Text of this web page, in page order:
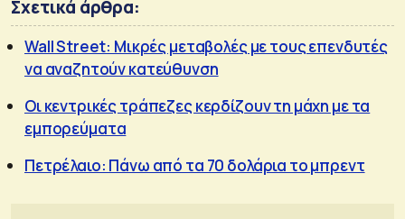
Σχετικά άρθρα:
Wall Street: Μικρές μεταβολές με τους επενδυτές
να αναζητούν κατεύθυνση
Οι κεντρικές τράπεζες κερδίζουν τη μάχη με τα
εμπορεύματα
Πετρέλαιο: Πάνω από τα 70 δολάρια το μπρεντ